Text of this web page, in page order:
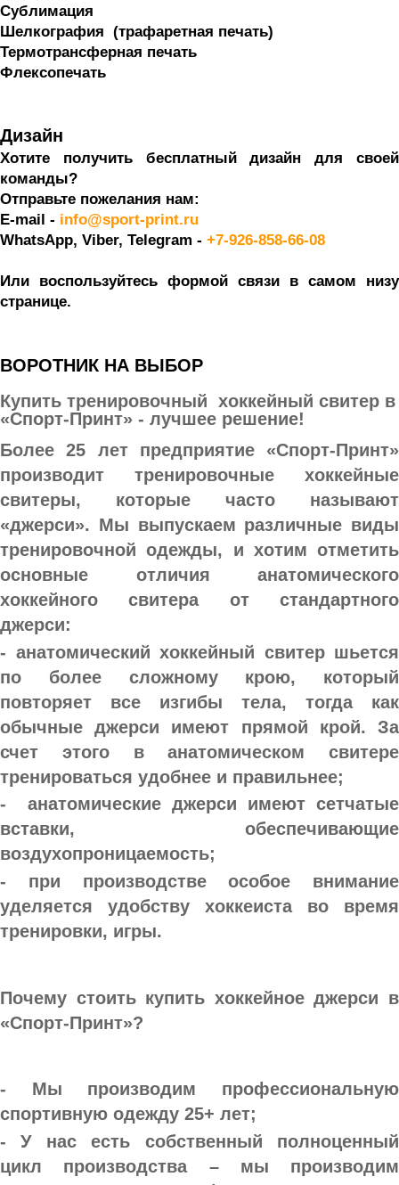
Сублимация
Шелкография  (трафаретная печать)
Термотрансферная печать
Флексопечать
Дизайн
Хотите получить бесплатный дизайн для своей
команды?
Отправьте пожелания нам:
E-mail - info@sport-print.ru
WhatsApp, Viber, Telegram - +7-926-858-66-08
Или воспользуйтесь формой связи в самом низу
странице.
ВОРОТНИК НА ВЫБОР
Купить тренировочный  хоккейный свитер в
«Спорт-Принт» - лучшее решение!
Более 25 лет предприятие «Спорт-Принт»
производит тренировочные хоккейные
свитеры, которые часто называют
«джерси». Мы выпускаем различные виды
тренировочной одежды, и хотим отметить
основные отличия анатомического
хоккейного свитера от стандартного
джерси:
- анатомический хоккейный свитер шьется
по более сложному крою, который
повторяет все изгибы тела, тогда как
обычные джерси имеют прямой крой. За
счет этого в анатомическом свитере
тренироваться удобнее и правильнее;
-  анатомические джерси имеют сетчатые
вставки, обеспечивающие
воздухопроницаемость;
- при производстве особое внимание
уделяется удобству хоккеиста во время
тренировки, игры.
Почему стоить купить хоккейное джерси в
«Спорт-Принт»?
- Мы производим профессиональную
спортивную одежду 25+ лет;
- У нас есть собственный полноценный
цикл производства – мы производим